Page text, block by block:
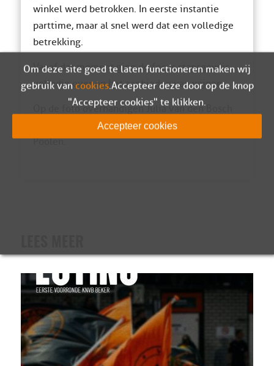
winkel werd betrokken. In eerste instantie
parttime, maar al snel werd dat een volledige
betrekking.
Vanaf dat moment ging de focus stapsgewijs
volledig over op het aanbieden van wijnen.
Op de foto overhandigen Julia van den Bosch
en Madelon Kok de bos bloemen aan Gerwin
Poolen.
Om deze site goed te laten functioneren maken wij
gebruik van cookies. Accepteer deze door op de knop
"Accepteer cookies" te klikken.
Accepteer cookies